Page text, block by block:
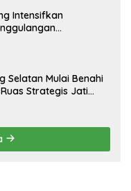
Intensifkan
Selatan Mulai Benahi
Strategis Jati